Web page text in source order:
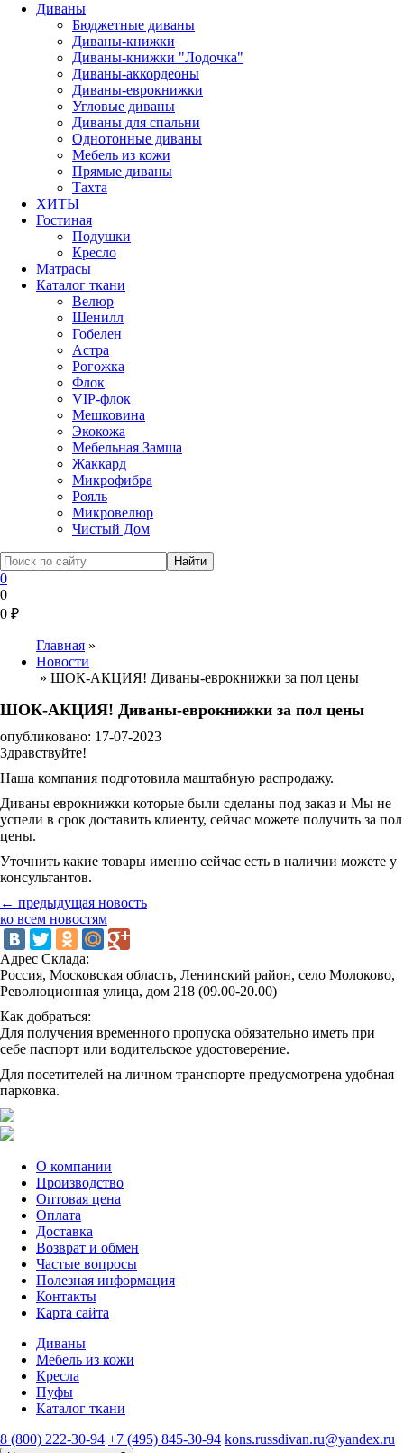
Диваны
Бюджетные диваны
Диваны-книжки
Диваны-книжки "Лодочка"
Диваны-аккордеоны
Диваны-еврокнижки
Угловые диваны
Диваны для спальни
Однотонные диваны
Мебель из кожи
Прямые диваны
Тахта
ХИТЫ
Гостиная
Подушки
Кресло
Матрасы
Каталог ткани
Велюр
Шенилл
Гобелен
Астра
Рогожка
Флок
VIP-флок
Мешковина
Экокожа
Мебельная Замша
Жаккард
Микрофибра
Рояль
Микровелюр
Чистый Дом
0
0
0 ₽
Главная »
Новости
» ШОК-АКЦИЯ! Диваны-еврокнижки за пол цены
ШОК-АКЦИЯ! Диваны-еврокнижки за пол цены
опубликовано: 17-07-2023
Здравствуйте!
Наша компания подготовила маштабную распродажу.
Диваны еврокнижки которые были сделаны под заказ и Мы не
успели в срок доставить клиенту, сейчас можете получить за пол
цены.
Уточнить какие товары именно сейчас есть в наличии можете у
консультантов.
← предыдущая новость
ко всем новостям
Адрес Склада:
Россия, Московская область, Ленинский район, село Молоково,
Революционная улица, дом 218 (09.00-20.00)
Как добраться:
Для получения временного пропуска обязательно иметь при
себе паспорт или водительское удостоверение.
Для посетителей на личном транспорте предусмотрена удобная
парковка.
О компании
Производство
Оптовая цена
Оплата
Доставка
Возврат и обмен
Частые вопросы
Полезная информация
Контакты
Карта сайта
Диваны
Мебель из кожи
Кресла
Пуфы
Каталог ткани
8 (800) 222-30-94 +7 (495) 845-30-94 kons.russdivan.ru@yandex.ru